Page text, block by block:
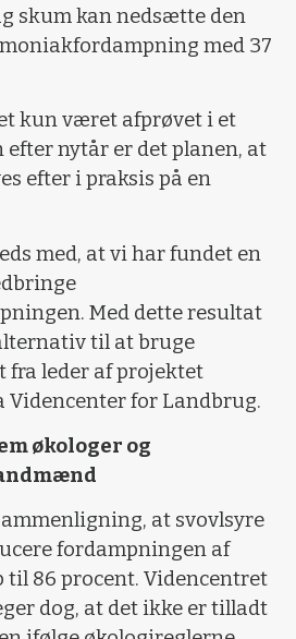
skum kan nedsætte den
med 37
kun været afprøvet i et
nytår er det planen, at
efter i praksis på en
med, at vi har fundet en
Med dette resultat
til at bruge
fra leder af projektet
Videncenter for Landbrug.
økologer og
at svovlsyre
fordampningen af
til 86 procent. Videncentret
dog, at det ikke er tilladt